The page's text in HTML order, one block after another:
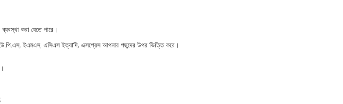
করা যেতে পারে।
ইউ.পি.এস, ইএমএস, এসিএস ইত্যাদি, এক্সপ্রেস আপনার পছন্দের উপর ভিত্তি করে।